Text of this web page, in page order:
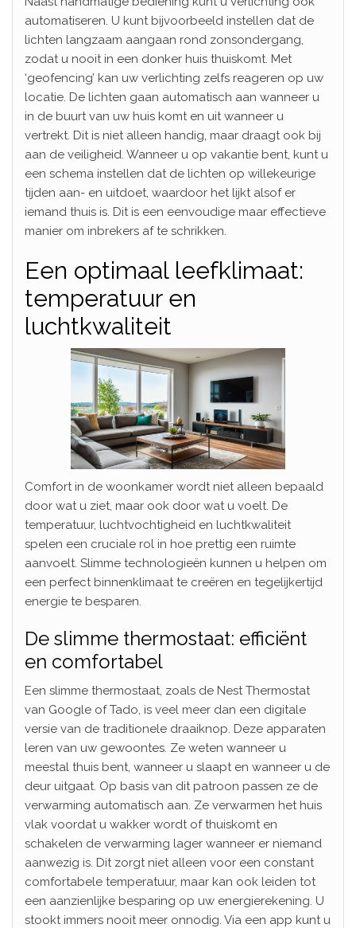
automatiseren. U kunt bijvoorbeeld instellen dat de
lichten langzaam aangaan rond zonsondergang,
zodat u nooit in een donker huis thuiskomt. Met
‘geofencing’ kan uw verlichting zelfs reageren op uw
locatie. De lichten gaan automatisch aan wanneer u
in de buurt van uw huis komt en uit wanneer u
vertrekt. Dit is niet alleen handig, maar draagt ook bij
aan de veiligheid. Wanneer u op vakantie bent, kunt u
een schema instellen dat de lichten op willekeurige
tijden aan- en uitdoet, waardoor het lijkt alsof er
iemand thuis is. Dit is een eenvoudige maar effectieve
manier om inbrekers af te schrikken.
Een optimaal leefklimaat:
temperatuur en
luchtkwaliteit
Comfort in de woonkamer wordt niet alleen bepaald
door wat u ziet, maar ook door wat u voelt. De
temperatuur, luchtvochtigheid en luchtkwaliteit
spelen een cruciale rol in hoe prettig een ruimte
aanvoelt. Slimme technologieën kunnen u helpen om
een perfect binnenklimaat te creëren en tegelijkertijd
energie te besparen.
De slimme thermostaat: efficiënt
en comfortabel
Een slimme thermostaat, zoals de Nest Thermostat
van Google of Tado, is veel meer dan een digitale
versie van de traditionele draaiknop. Deze apparaten
leren van uw gewoontes. Ze weten wanneer u
meestal thuis bent, wanneer u slaapt en wanneer u de
deur uitgaat. Op basis van dit patroon passen ze de
verwarming automatisch aan. Ze verwarmen het huis
vlak voordat u wakker wordt of thuiskomt en
schakelen de verwarming lager wanneer er niemand
aanwezig is. Dit zorgt niet alleen voor een constant
comfortabele temperatuur, maar kan ook leiden tot
een aanzienlijke besparing op uw energierekening. U
stookt immers nooit meer onnodig. Via een app kunt u